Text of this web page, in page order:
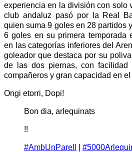
experiencia en la división con solo
club andaluz pasó por la Real
quien suma 9 goles en 28 partidos
6 goles en su primera temporada
en las categorías inferiores del
goleador que destaca por su
de las dos piernas, con facilidad
compañeros y gran capacidad en
Ongi etorri, Dopi!
Bon dia, arlequinats
!!
#AmbUnParell